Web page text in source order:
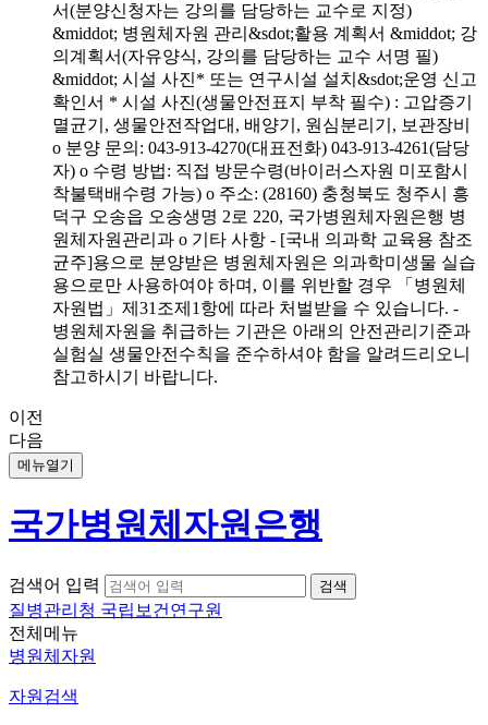
서(분양신청자는 강의를 담당하는 교수로 지정)
&middot; 병원체자원 관리&sdot;활용 계획서 &middot; 강
의계획서(자유양식, 강의를 담당하는 교수 서명 필)
&middot; 시설 사진* 또는 연구시설 설치&sdot;운영 신고
확인서 * 시설 사진(생물안전표지 부착 필수) : 고압증기
멸균기, 생물안전작업대, 배양기, 원심분리기, 보관장비
o 분양 문의: 043-913-4270(대표전화) 043-913-4261(담당
자) o 수령 방법: 직접 방문수령(바이러스자원 미포함시
착불택배수령 가능) o 주소: (28160) 충청북도 청주시 흥
덕구 오송읍 오송생명 2로 220, 국가병원체자원은행 병
원체자원관리과 o 기타 사항 - [국내 의과학 교육용 참조
균주]용으로 분양받은 병원체자원은 의과학미생물 실습
용으로만 사용하여야 하며, 이를 위반할 경우 「병원체
자원법」제31조제1항에 따라 처벌받을 수 있습니다. -
병원체자원을 취급하는 기관은 아래의 안전관리기준과
실험실 생물안전수칙을 준수하셔야 함을 알려드리오니
참고하시기 바랍니다.
이전
다음
메뉴열기
국가병원체자원은행
검색어 입력
질병관리청 국립보건연구원
전체메뉴
병원체자원
자원검색